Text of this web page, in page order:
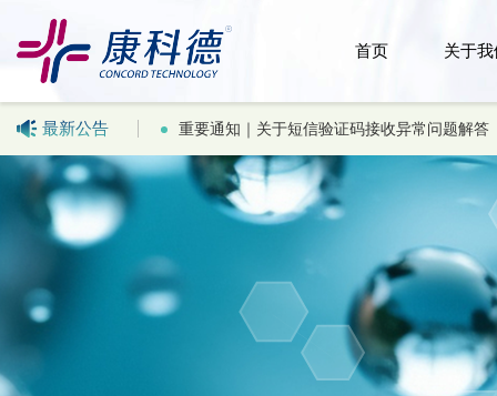
首页 关于
最新公告 重要通知｜关于短信验证码接收异常问题解答